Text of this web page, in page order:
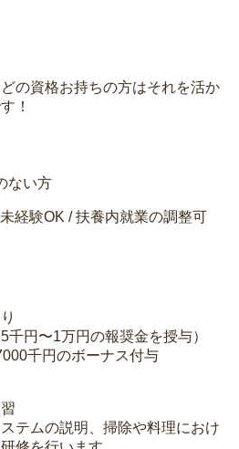
の資格お持ちの方はそれを活か
！
ない方
経験OK / 扶養内就業の調整可
千円〜1万円の報奨金を授与）
千円のボーナス付与
テムの説明、掃除や料理におけ